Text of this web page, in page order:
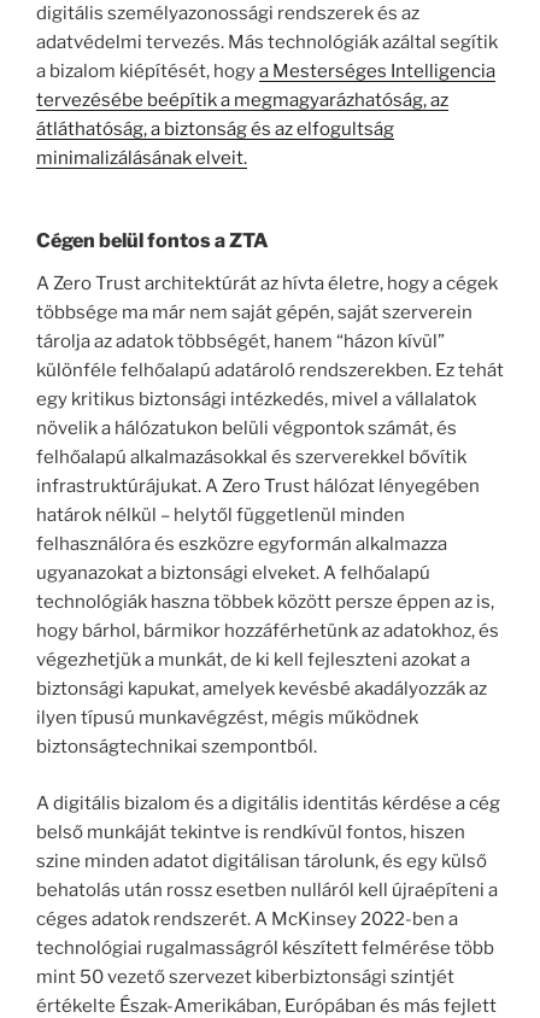
digitális személyazonossági rendszerek és az
adatvédelmi tervezés. Más technológiák azáltal segítik
a bizalom kiépítését, hogya Mesterséges Intelligencia
tervezésébe beépítik a megmagyarázhatóság, az
átláthatóság, a biztonság és az elfogultság
minimalizálásának elveit.
Cégen belül fontos a ZTA
A Zero Trust architektúrát az hívta életre, hogy a cégek
többsége ma már nem saját gépén, saját szerverein
tárolja az adatok többségét, hanem “házon kívül”
különféle felhőalapú adatároló rendszerekben. Ez tehát
egy kritikus biztonsági intézkedés, mivel a vállalatok
növelik a hálózatukon belüli végpontok számát, és
felhőalapú alkalmazásokkal és szerverekkel bővítik
infrastruktúrájukat. A Zero Trust hálózat lényegében
határok nélkül – helytől függetlenül minden
felhasználóra és eszközre egyformán alkalmazza
ugyanazokat a biztonsági elveket. A felhőalapú
technológiák haszna többek között persze éppen az is,
hogy bárhol, bármikor hozzáférhetünk az adatokhoz, és
végezhetjük a munkát, de ki kell fejleszteni azokat a
biztonsági kapukat, amelyek kevésbé akadályozzák az
ilyen típusú munkavégzést, mégis működnek
biztonságtechnikai szempontból.
A digitális bizalom és a digitális identitás kérdése a cég
belső munkáját tekintve is rendkívül fontos, hiszen
szine minden adatot digitálisan tárolunk, és egy külső
behatolás után rossz esetben nulláról kell újraépíteni a
céges adatok rendszerét. A McKinsey 2022-ben a
technológiai rugalmasságról készített felmérése több
mint 50 vezető szervezet kiberbiztonsági szintjét
értékelte Észak-Amerikában, Európában és más fejlett